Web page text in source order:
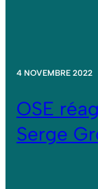
4 NOVEMBRE 2022
OSE
Serge